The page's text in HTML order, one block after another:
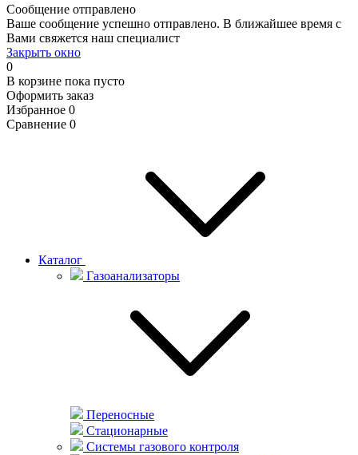
Сообщение отправлено
Ваше сообщение успешно отправлено. В ближайшее время с
Вами свяжется наш специалист
Закрыть окно
0
В корзине пока пусто
Оформить заказ
Избранное 0
Сравнение 0
Каталог
Газоанализаторы
Переносные
Стационарные
Системы газового контроля